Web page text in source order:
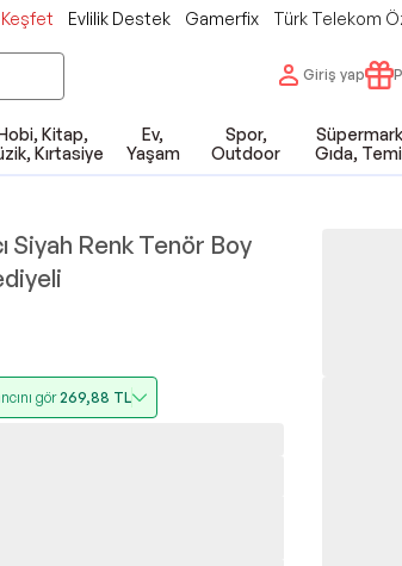
Evlilik Destek Gamerfix Türk Telekom
Giriş yap
Kitap,
Kırtasiye
Ev,
Yaşam
Spor,
Outdoor
Gıda,
Siyah Renk Tenör Boy
gör269,88 TL